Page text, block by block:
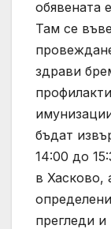
обявената
Там се
здрави
бъдат
14:00 до
в Хасково,
прегледи